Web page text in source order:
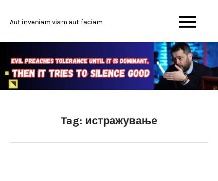
Aut inveniam viam aut faciam
Tag: истражување